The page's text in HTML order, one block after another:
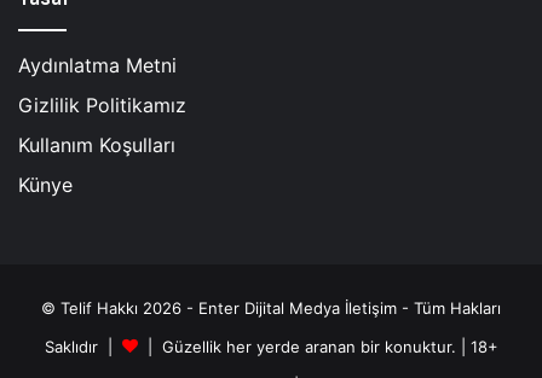
Aydınlatma Metni
Gizlilik Politikamız
Kullanım Koşulları
Künye
© Telif Hakkı 2026 - Enter Dijital Medya İletişim - Tüm Hakları
Saklıdır |
| Güzellik her yerde aranan bir konuktur. | 18+